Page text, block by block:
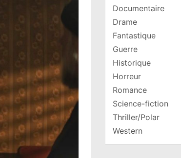
Documentaire
Drame
Fantastique
Guerre
Historique
Horreur
Romance
Science-fiction
Thriller/Polar
Western